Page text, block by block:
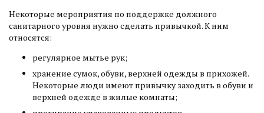
Некоторые мероприятия по поддержке должного
санитарного уровня нужно сделать привычкой. К ним
относятся:
регулярное мытье рук;
хранение сумок, обуви, верхней одежды в прихожей.
Некоторые люди имеют привычку заходить в обуви и
верхней одежде в жилые комнаты;